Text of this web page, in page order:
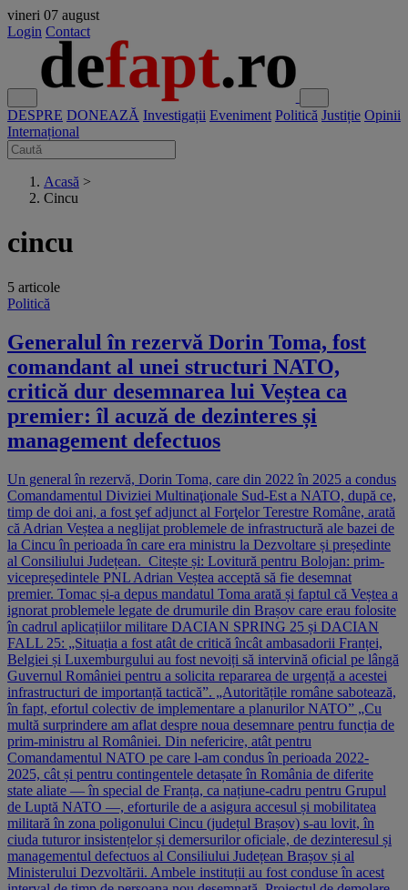
vineri 07 august
Login Contact
DESPRE DONEAZĂ Investigații Eveniment Politică Justiție Opinii
Internațional
Acasă >
Cincu
cincu
5 articole
Politică
Generalul în rezervă Dorin Toma, fost
comandant al unei structuri NATO,
critică dur desemnarea lui Veștea ca
premier: îl acuză de dezinteres și
management defectuos
Un general în rezervă, Dorin Toma, care din 2022 în 2025 a condus
Comandamentul Diviziei Multinaţionale Sud-Est a NATO, după ce,
timp de doi ani, a fost şef adjunct al Forţelor Terestre Române, arată
că Adrian Veștea a neglijat problemele de infrastructură ale bazei de
la Cincu în perioada în care era ministru la Dezvoltare și președinte
al Consiliului Județean. Citește și: Lovitură pentru Bolojan: prim-
vicepreședintele PNL Adrian Veștea acceptă să fie desemnat
premier. Tomac și-a depus mandatul Toma arată și faptul că Veștea a
ignorat problemele legate de drumurile din Brașov care erau folosite
în cadrul aplicațiilor militare DACIAN SPRING 25 și DACIAN
FALL 25: „Situația a fost atât de critică încât ambasadorii Franței,
Belgiei și Luxemburgului au fost nevoiți să intervină oficial pe lângă
Guvernul României pentru a solicita repararea de urgență a acestei
infrastructuri de importanță tactică”. „Autoritățile române sabotează,
în fapt, efortul colectiv de implementare a planurilor NATO” „Cu
multă surprindere am aflat despre noua desemnare pentru funcția de
prim-ministru al României. Din nefericire, atât pentru
Comandamentul NATO pe care l-am condus în perioada 2022-
2025, cât și pentru contingentele detașate în România de diferite
state aliate — în special de Franța, ca națiune-cadru pentru Grupul
de Luptă NATO —, eforturile de a asigura accesul și mobilitatea
militară în zona poligonului Cincu (județul Brașov) s-au lovit, în
ciuda tuturor insistențelor și demersurilor oficiale, de dezinteresul și
managementul defectuos al Consiliului Județean Brașov și al
Ministerului Dezvoltării. Ambele instituții au fost conduse în acest